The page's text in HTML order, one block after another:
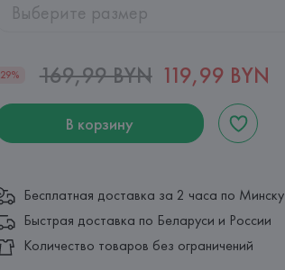
Выберите размер
29% 169,99 BYN 119,99 BYN
В корзину
Бесплатная доставка за 2 часа по Минску
Быстрая доставка по Беларуси и России
Количество товаров без ограничений